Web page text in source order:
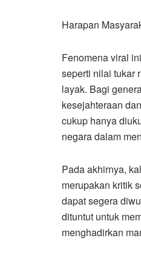
Harapan
Fenomena viral
seperti nilai tukar
layak. Bagi
kesejahteraan
cukup hanya
negara dalam
Pada akhirnya,
merupakan kritik
dapat segera
dituntut untuk
menghadirkan